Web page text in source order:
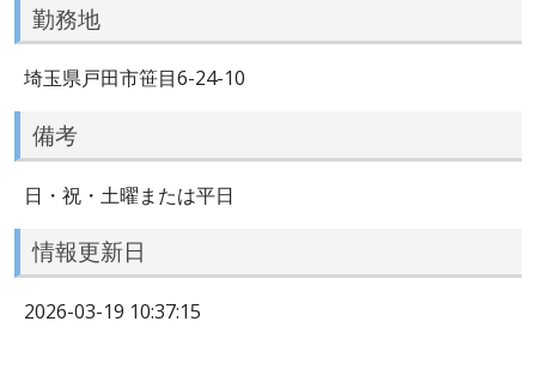
勤務地
埼玉県戸田市笹目6-24-10
備考
日・祝・土曜または平日
情報更新日
2026-03-19 10:37:15